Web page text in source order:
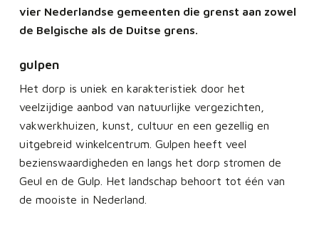
vier Nederlandse gemeenten die grenst aan zowel
de Belgische als de Duitse grens.
gulpen
Het dorp is uniek en karakteristiek door het
veelzijdige aanbod van natuurlijke vergezichten,
vakwerkhuizen, kunst, cultuur en een gezellig en
uitgebreid winkelcentrum. Gulpen heeft veel
bezienswaardigheden en langs het dorp stromen de
Geul en de Gulp. Het landschap behoort tot één van
de mooiste in Nederland.